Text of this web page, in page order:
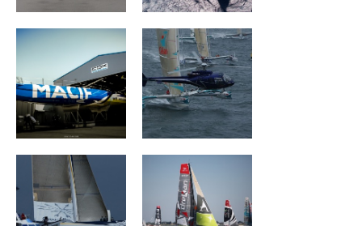
Ultim Emotion Groupe Drekan